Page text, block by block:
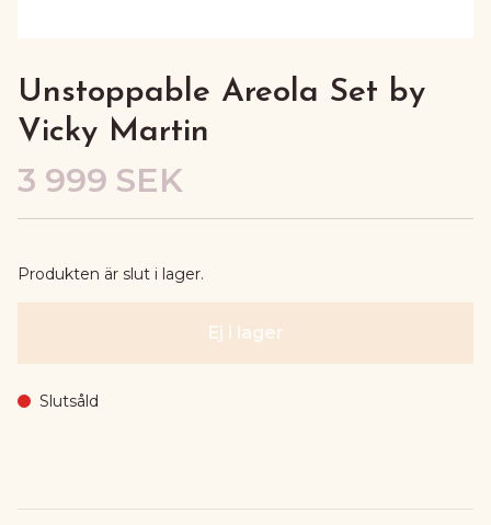
Unstoppable Areola Set by
Vicky Martin
3 999 SEK
Produkten är slut i lager.
Ej i lager
Slutsåld